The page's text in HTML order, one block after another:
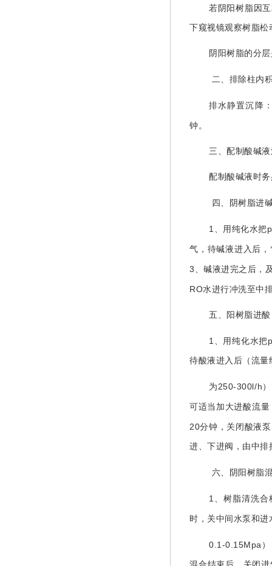
若阴阳树脂因
下窥视镜观察树脂
阴阳树脂的分
二、排除柱内
排水静置沉降
钟。
三、配制酸碱
配制酸碱液时
四、阴树脂进
1 、用纯化水把
气，待碱液进入后
3 、碱液进完之后，
RO水进行冲洗至中
五、阳树脂进酸
1 、用纯化水把
待酸液进入后（流量
为 250-300l/h
可适当加大进酸流
20分钟，关闭酸液泵
进、下进阀，由中排
六、阴阳树脂
1 、树脂清洗合
时，关中间水泵和进
0.1-0.15Mpa